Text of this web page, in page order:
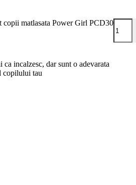
copii matlasata Power Girl PCD30
incalzesc, dar sunt o adevarata
copilului tau